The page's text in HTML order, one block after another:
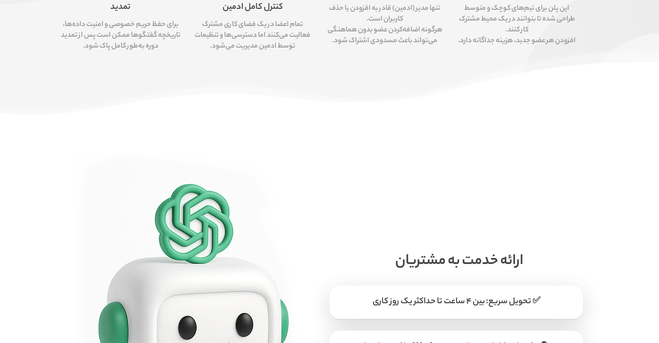
تمدید
برای حفظ حریم خصوصی و امنیت داده‌ها،
تاریخچه گفتگوها ممکن است پس از تمدید
دوره به‌طور کامل پاک شود.
کنترل کامل ادمین
تمام اعضا در یک فضای کاری مشترک
فعالیت می‌کنند اما دسترسی‌ها و تنظیمات
توسط ادمین مدیریت می‌شود.
تنها مدیر (ادمین) قادر به افزودن یا حذف
کاربران است.
هرگونه اضافه‌کردن عضو بدون هماهنگی
می‌تواند باعثمسدودی اشتراکشود.
این پلن برای تیم‌های کوچک و متوسط
طراحی شده تا بتوانند در یک محیط مشترک
کار کنند.
افزودن هر عضو جدید، هزینه جداگانه دارد.
ارائه خدمت به مشتریان
✅ تحویل سریع: بین ۴ ساعت تا حداکثر یک روز کاری